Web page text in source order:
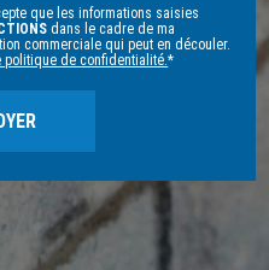
que les informations saisies
dans le cadre de ma
commerciale qui peut en découler.
politique de confidentialité.*